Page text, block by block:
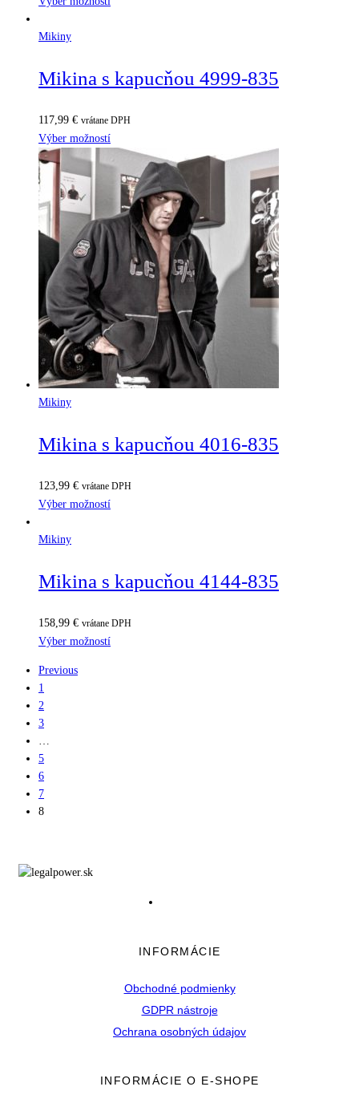
Mikiny
Mikina s kapucňou 4999-835
117,99 € vrátane DPH
Výber možností
Mikiny
Mikina s kapucňou 4016-835
123,99 € vrátane DPH
Výber možností
Mikiny
Mikina s kapucňou 4144-835
158,99 € vrátane DPH
Výber možností
Previous
1
2
3
5
6
7
8
INFORMÁCIE
Obchodné podmienky
GDPR nástroje
Ochrana osobných údajov
INFORMÁCIE O E-SHOPE